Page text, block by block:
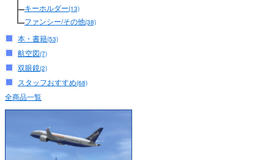
キーホルダー(13)
ファンシー/その他(38)
本・書籍(53)
航空図(7)
双眼鏡(2)
スタッフおすすめ(68)
全商品一覧